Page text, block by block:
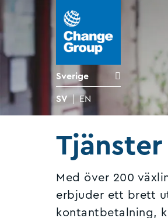
Sverige
SV EN
Med över 200
erbjuder ett brett
kontantbetalning,